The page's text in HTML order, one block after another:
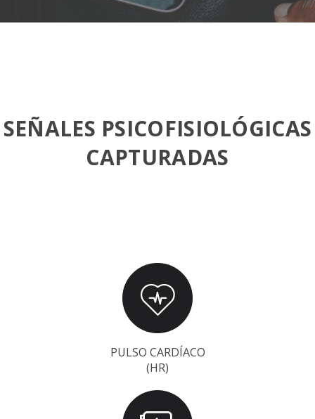
SEÑALES PSICOFISIOLÓGICAS
CAPTURADAS
PULSO CARDÍACO
(HR)